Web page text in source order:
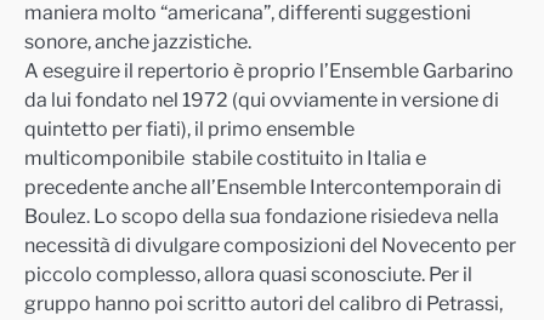
maniera molto “americana”, differenti suggestioni
sonore, anche jazzistiche.
A eseguire il repertorio è proprio l’Ensemble Garbarino
da lui fondato nel 1972 (qui ovviamente in versione di
quintetto per fiati), il primo ensemble
multicomponibile stabile costituito in Italia e
precedente anche all’Ensemble Intercontemporain di
Boulez. Lo scopo della sua fondazione risiedeva nella
necessità di divulgare composizioni del Novecento per
piccolo complesso, allora quasi sconosciute. Per il
gruppo hanno poi scritto autori del calibro di Petrassi,